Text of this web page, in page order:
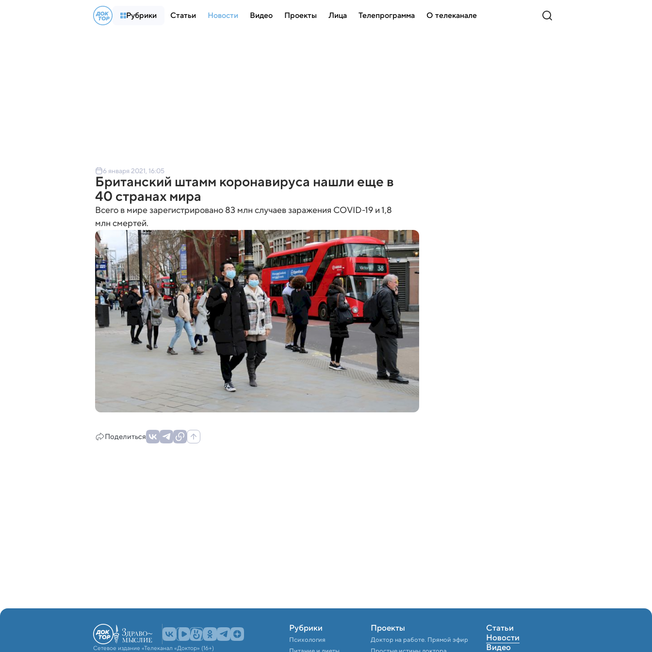
Рубрики Статьи Новости Видео Проекты Лица Телепрограмма О телеканале
6 января 2021, 16:05
Британский штамм коронавируса нашли еще в
40 странах мира
Всего в мире зарегистрировано 83 млн случаев заражения COVID-19 и 1,8
млн смертей.
Поделиться
Сетевое издание «Телеканал «Доктор» (16+)
Рубрики
Психология
Проекты
Доктор на работе. Прямой эфир
Статьи
Новости
Видео